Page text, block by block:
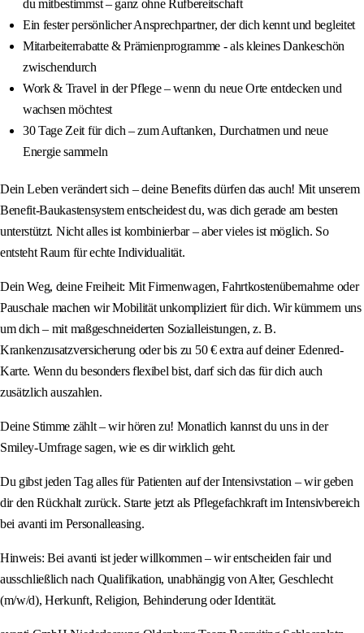
du mitbestimmst – ganz ohne Rufbereitschaft
Ein fester persönlicher Ansprechpartner, der dich kennt und begleitet
Mitarbeiterrabatte & Prämienprogramme - als kleines Dankeschön
zwischendurch
Work & Travel in der Pflege – wenn du neue Orte entdecken und
wachsen möchtest
30 Tage Zeit für dich – zum Auftanken, Durchatmen und neue
Energie sammeln
Dein Leben verändert sich – deine Benefits dürfen das auch! Mit unserem
Benefit-Baukastensystem entscheidest du, was dich gerade am besten
unterstützt. Nicht alles ist kombinierbar – aber vieles ist möglich. So
entsteht Raum für echte Individualität.
Dein Weg, deine Freiheit: Mit Firmenwagen, Fahrtkostenübernahme oder
Pauschale machen wir Mobilität unkompliziert für dich. Wir kümmern uns
um dich – mit maßgeschneiderten Sozialleistungen, z. B.
Krankenzusatzversicherung oder bis zu 50 € extra auf deiner Edenred-
Karte. Wenn du besonders flexibel bist, darf sich das für dich auch
zusätzlich auszahlen.
Deine Stimme zählt – wir hören zu! Monatlich kannst du uns in der
Smiley-Umfrage sagen, wie es dir wirklich geht.
Du gibst jeden Tag alles für Patienten auf der Intensivstation – wir geben
dir den Rückhalt zurück. Starte jetzt als Pflegefachkraft im Intensivbereich
bei avanti im Personalleasing.
Hinweis: Bei avanti ist jeder willkommen – wir entscheiden fair und
ausschließlich nach Qualifikation, unabhängig von Alter, Geschlecht
(m/w/d), Herkunft, Religion, Behinderung oder Identität.